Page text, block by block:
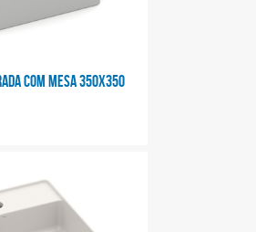
COM MESA 350X350